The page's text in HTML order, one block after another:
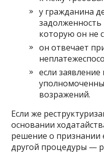
у гражданина
которую он не
он отвечает
если
возражений.
Если же
основании
решение о признании
другой процедуры —